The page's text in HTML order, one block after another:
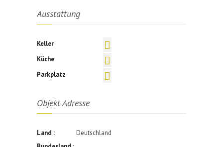
Ausstattung
Keller
Küche
Parkplatz
Objekt Adresse
Land :
Deutschland